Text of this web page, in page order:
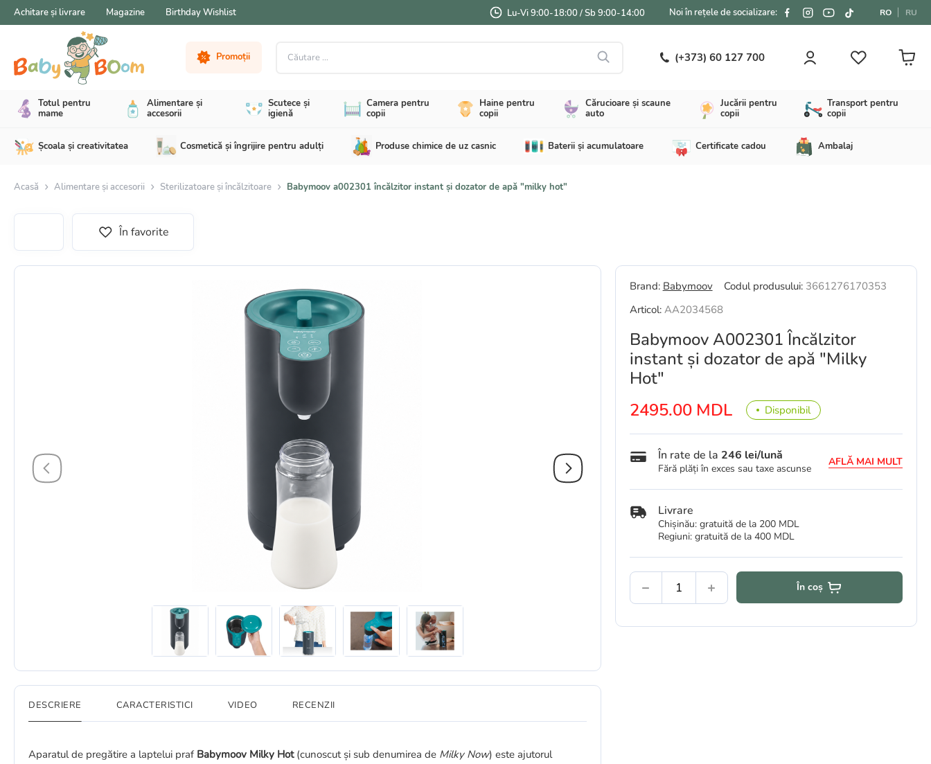
Achitare și livrare Magazine Birthday Wishlist Lu-Vi 9:00-18:00 / Sb 9:00-14:00 Noi în rețele de socializare: RO RU
Promoții (+373) 60 127 700
Totul pentru
mame
Alimentare și
accesorii
Scutece și
igienă
Camera pentru
copii
Haine pentru
copii
Cărucioare și scaune
auto
Jucării pentru
copii
Transport pentru
copii
Școala și creativitatea Cosmetică și îngrijire pentru adulți Produse chimice de uz casnic Baterii și acumulatoare Certificate cadou Ambalaj
Acasă Alimentare și accesorii Sterilizatoare și încălzitoare Babymoov a002301 încălzitor instant și dozator de apă "milky hot"
În favorite
Brand: Babymoov Codul produsului: 3661276170353
Articol: AA2034568
Babymoov A002301 Încălzitor
instant și dozator de apă "Milky
Hot"
2495.00 MDL
Disponibil
În rate de la 246 lei/lună
Fără plăți în exces sau taxe ascunse
AFLĂ MAI MULT
Livrare
Chișinău: gratuită de la 200 MDL
Regiuni: gratuită de la 400 MDL
În coș
DESCRIERE CARACTERISTICI VIDEO RECENZII
Aparatul de pregătire a laptelui praf Babymoov Milky Hot(cunoscut și sub denumirea de Milky Now) este ajutorul